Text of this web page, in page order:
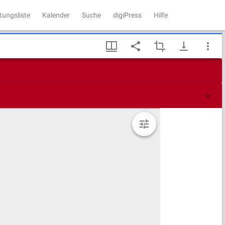
Kalender Suche digiPress Hilfe